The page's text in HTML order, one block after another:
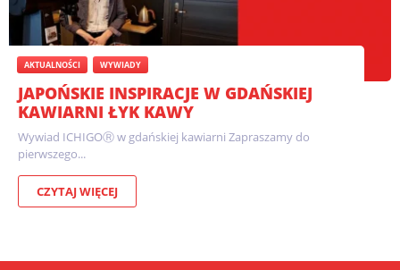
AKTUALNOŚCI WYWIADY
JAPOŃSKIE INSPIRACJE W GDAŃSKIEJ
KAWIARNI ŁYK KAWY
Wywiad ICHIGOⓇ w gdańskiej kawiarni Zapraszamy do
pierwszego...
CZYTAJ WIĘCEJ